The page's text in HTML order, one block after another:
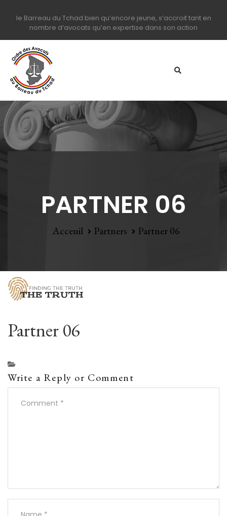
le Barreau du Tchad bien qu’encore jeune, s’accroit tant en
nombre d’avocats qu’en expertise dans son action
PARTNER 06
Acceuil Partners Partner 06
Partner 06
Write a Reply or Comment